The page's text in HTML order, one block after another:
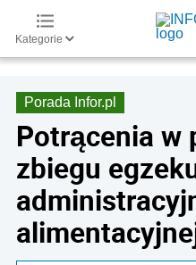
Kategorie
Porada Infor.pl
Potrącenia w
zbiegu